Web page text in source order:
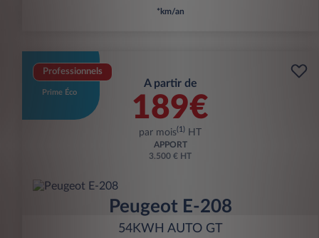
*km/an
Professionnels
Prime Éco
A partir de
189€
par mois(1) HT
APPORT
3.500 € HT
Peugeot E-208
54KWH AUTO GT